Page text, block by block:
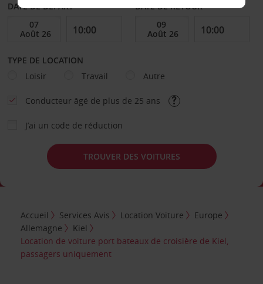
DATE DE DÉPART DATE DE RETOUR
TYPE DE LOCATION
Loisir
Travail Autre
Conducteur âgé de plus de 25 ans
J’ai un code de réduction
TROUVER DES VOITURES
Accueil Services Avis Location Voiture
Europe
Allemagne
Kiel
Location de voiture port bateaux de croisière de Kiel,
passagers uniquement